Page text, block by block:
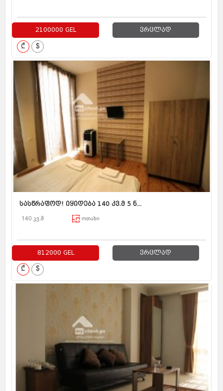
2100000 GEL ვრცლად
₾ $
სასწრაფოდ! იყიდება 140 კვ.მ 5 ნ...
140 კვ.მ ოთახი
812000 GEL ვრცლად
₾ $